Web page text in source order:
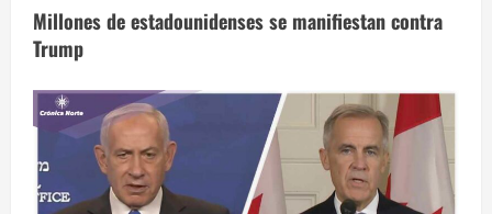
Millones de estadounidenses se manifiestan contra
Trump